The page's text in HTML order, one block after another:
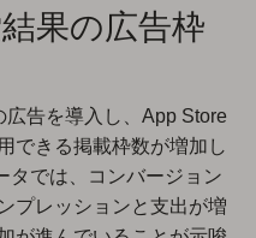
果の広告枠
告を導入し、App Store
できる掲載枠数が増加し
タでは、コンバージョン
プレッションと支出が増